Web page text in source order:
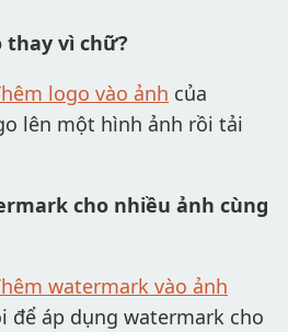
thay vì chữ?
logo vào ảnh của
lên một hình ảnh rồi tải
cho nhiều ảnh cùng
watermark vào ảnh
để áp dụng watermark cho